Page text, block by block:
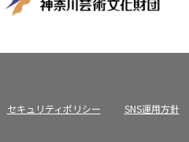
セキュリティポリシー SNS運用方針